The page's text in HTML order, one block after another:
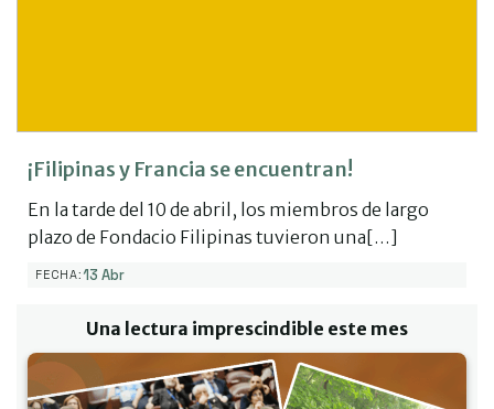
¡Filipinas y Francia se encuentran!
En la tarde del 10 de abril, los miembros de largo
plazo de Fondacio Filipinas tuvieron una[…]
FECHA:13 Abr
Una lectura imprescindible este mes